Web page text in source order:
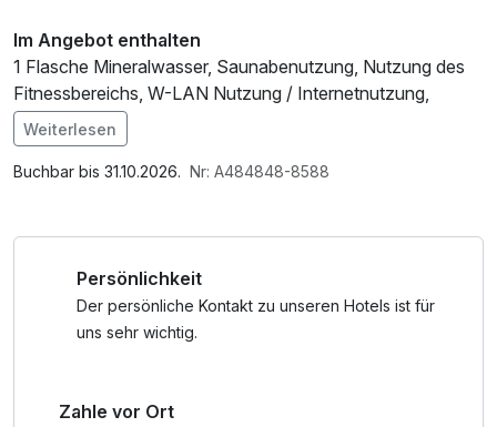
Im Angebot enthalten
1 Flasche Mineralwasser, Saunabenutzung, Nutzung des
Fitnessbereichs, W-LAN Nutzung / Internetnutzung,
kostenfreier Kaffee/Tee im Zimmer
Weiterlesen
Buchbar bis 31.10.2026. Nr: A484848-8588
Persönlichkeit
Der persönliche Kontakt zu unseren Hotels ist für
uns sehr wichtig.
Zahle vor Ort